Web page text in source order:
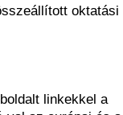
linkekkel a